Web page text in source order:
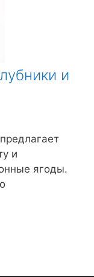
и
и
ягоды.